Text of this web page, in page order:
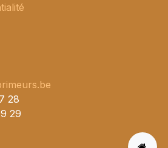
28
29